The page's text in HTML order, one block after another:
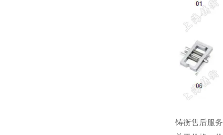
铸衡售后服